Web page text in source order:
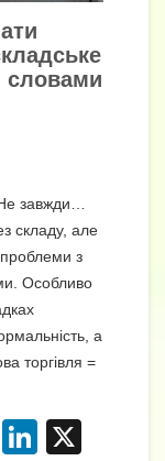
словами
завжди…
складу, але
проблеми з
Особливо
а
торгівля =
E
Li